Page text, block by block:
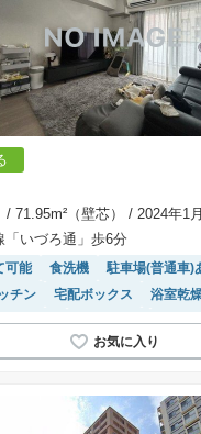
/ 71.95m²（壁芯）
/ 2024年1月
「いづろ通」歩6分
可能 食洗機 駐車場(普通車)
チン 宅配ボックス 浴室乾
ターホン
ペット相談
駐輪
システムキッチン エレベーター